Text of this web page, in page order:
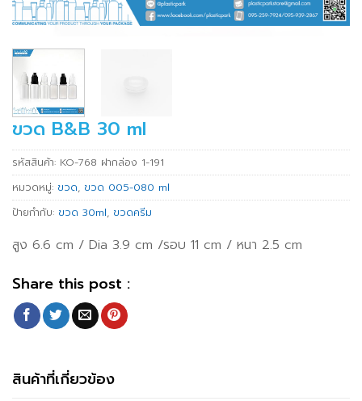
ขวด B&B 30 ml
รหัสสินค้า: KO-768 ฝากล่อง 1-191
หมวดหมู่: ขวด, ขวด 005-080 ml
ป้ายกำกับ: ขวด 30ml, ขวดครีม
สูง 6.6 cm / Dia 3.9 cm /รอบ 11 cm / หนา 2.5 cm
Share this post :
สินค้าที่เกี่ยวข้อง